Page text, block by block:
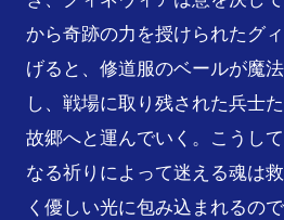
から奇跡の力を授けられたグ
げると、修道服のベールが魔
し、戦場に取り残された兵士
故郷へと運んでいく。こうし
なる祈りによって迷える魂は
く優しい光に包み込まれるので